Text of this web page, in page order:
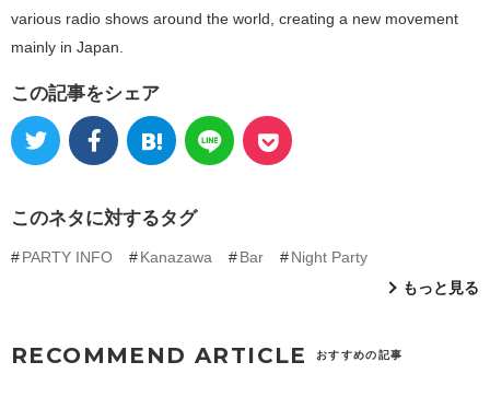
various radio shows around the world, creating a new movement
mainly in Japan.
この記事をシェア
このネタに対するタグ
PARTY INFO Kanazawa Bar
Night Party
もっと見る
RECOMMEND ARTICLE おすすめの記事